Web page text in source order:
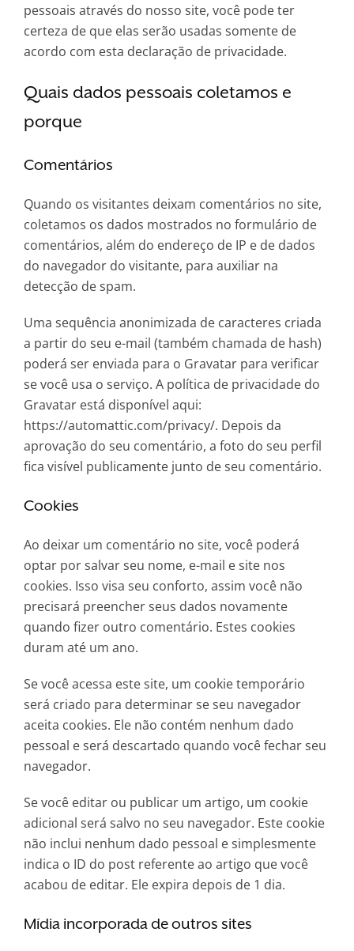
pessoais através do nosso site, você pode ter
certeza de que elas serão usadas somente de
acordo com esta declaração de privacidade.
Quais dados pessoais coletamos e
porque
Comentários
Quando os visitantes deixam comentários no site,
coletamos os dados mostrados no formulário de
comentários, além do endereço de IP e de dados
do navegador do visitante, para auxiliar na
detecção de spam.
Uma sequência anonimizada de caracteres criada
a partir do seu e-mail (também chamada de hash)
poderá ser enviada para o Gravatar para verificar
se você usa o serviço. A política de privacidade do
Gravatar está disponível aqui:
https://automattic.com/privacy/. Depois da
aprovação do seu comentário, a foto do seu perfil
fica visível publicamente junto de seu comentário.
Cookies
Ao deixar um comentário no site, você poderá
optar por salvar seu nome, e-mail e site nos
cookies. Isso visa seu conforto, assim você não
precisará preencher seus dados novamente
quando fizer outro comentário. Estes cookies
duram até um ano.
Se você acessa este site, um cookie temporário
será criado para determinar se seu navegador
aceita cookies. Ele não contém nenhum dado
pessoal e será descartado quando você fechar seu
navegador.
Se você editar ou publicar um artigo, um cookie
adicional será salvo no seu navegador. Este cookie
não inclui nenhum dado pessoal e simplesmente
indica o ID do post referente ao artigo que você
acabou de editar. Ele expira depois de 1 dia.
Mídia incorporada de outros sites